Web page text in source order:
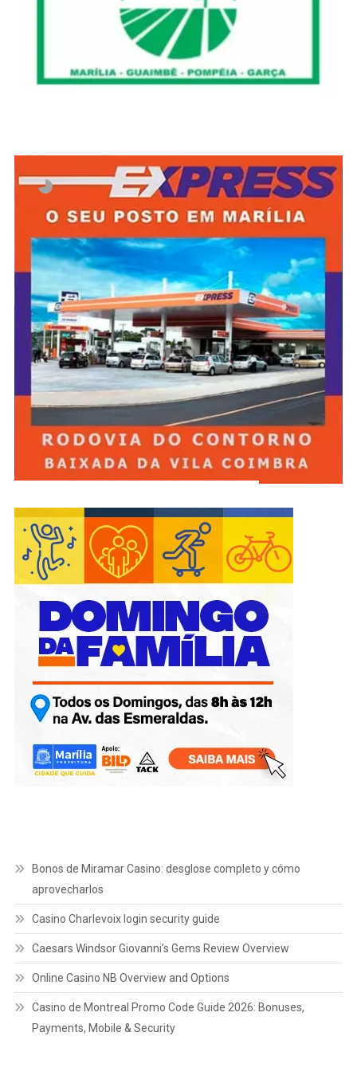
Bonos de Miramar Casino: desglose completo y cómo
aprovecharlos
Casino Charlevoix login security guide
Caesars Windsor Giovanni’s Gems Review Overview
Online Casino NB Overview and Options
Casino de Montreal Promo Code Guide 2026: Bonuses,
Payments, Mobile & Security